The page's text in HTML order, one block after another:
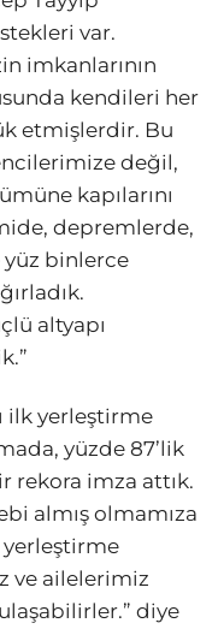
var.
imkanlarının
kendileri her
etmişlerdir. Bu
değil,
kapılarını
depremlerde,
yüz binlerce
altyapı
ilk yerleştirme
yüzde 87’lik
rekora imza attık.
almış olmamıza
ve ailelerimiz
diye